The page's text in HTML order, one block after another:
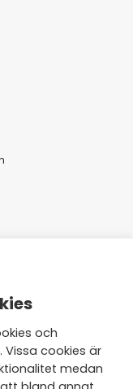
och
Vissa cookies är
medan